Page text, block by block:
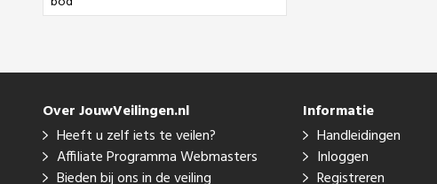
Over JouwVeilingen.nl
Heeft u zelf iets te veilen?
Affiliate Programma Webmasters
Bieden bij ons in de veiling
Informatie
Handleidingen
Inloggen
Registreren